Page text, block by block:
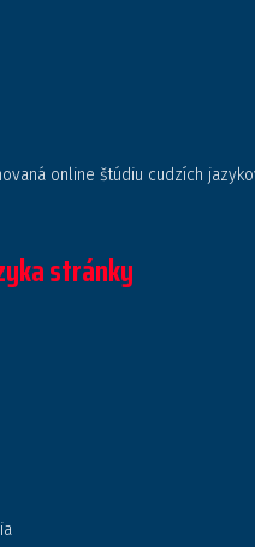
online štúdiu cudzích
stránky